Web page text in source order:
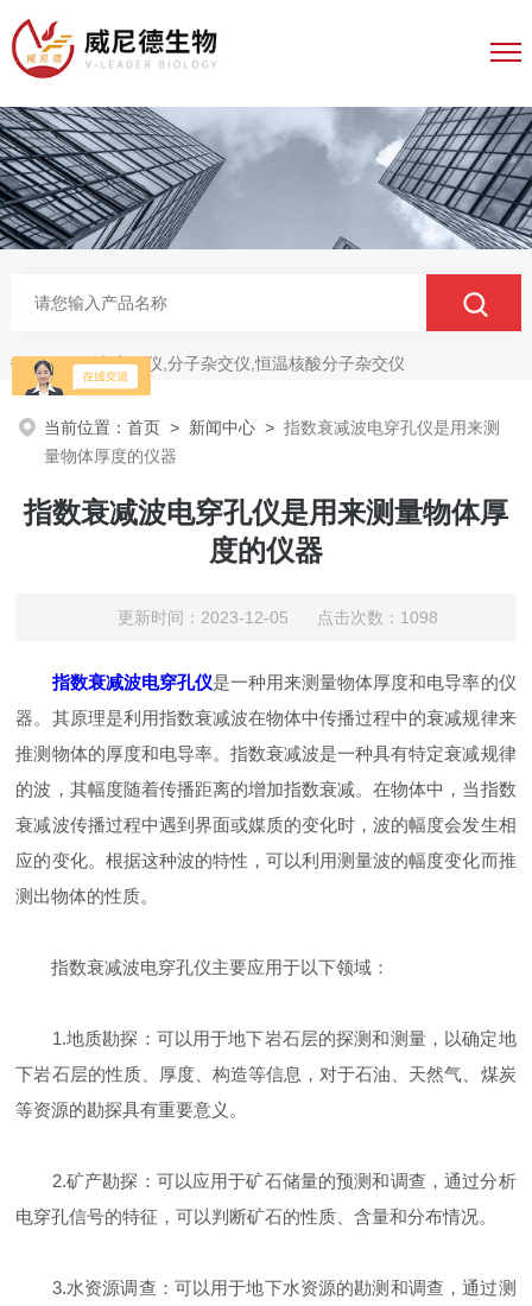
热门关键词：电穿孔仪,分子杂交仪,恒温核酸分子杂交仪
当前位置：首页 > 新闻中心 >指数衰减波电穿孔仪是用来测
量物体厚度的仪器
指数衰减波电穿孔仪是用来测量物体厚
度的仪器
更新时间：2023-12-05 点击次数：1098
指数衰减波电穿孔仪是一种用来测量物体厚度和电导率的仪
器。其原理是利用指数衰减波在物体中传播过程中的衰减规律来
推测物体的厚度和电导率。指数衰减波是一种具有特定衰减规律
的波，其幅度随着传播距离的增加指数衰减。在物体中，当指数
衰减波传播过程中遇到界面或媒质的变化时，波的幅度会发生相
应的变化。根据这种波的特性，可以利用测量波的幅度变化而推
测出物体的性质。
指数衰减波电穿孔仪主要应用于以下领域：
1.地质勘探：可以用于地下岩石层的探测和测量，以确定地
下岩石层的性质、厚度、构造等信息，对于石油、天然气、煤炭
等资源的勘探具有重要意义。
2.矿产勘探：可以应用于矿石储量的预测和调查，通过分析
电穿孔信号的特征，可以判断矿石的性质、含量和分布情况。
3.水资源调查：可以用于地下水资源的勘测和调查，通过测